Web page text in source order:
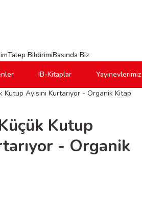
Talep BildirimiBasında Biz
IB-Kitaplar Yayınevlerimiz
Ayısını Kurtarıyor - Organik Kitap
Kutup
- Organik